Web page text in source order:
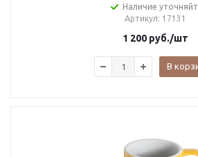
Наличие
Артикул: 17131
1 200 руб./шт
В